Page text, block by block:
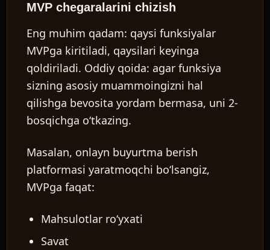
MVP chegaralarini chizish
Eng muhim qadam: qaysi funksiyalar
MVPga kiritiladi, qaysilari keyinga
qoldiriladi. Oddiy qoida: agar funksiya
sizning asosiy muammoingizni hal
qilishga bevosita yordam bermasa, uni 2-
bosqichga o‘tkazing.
Masalan, onlayn buyurtma berish
platformasi yaratmoqchi bo‘lsangiz,
MVPga faqat:
Mahsulotlar ro‘yxati
Savat